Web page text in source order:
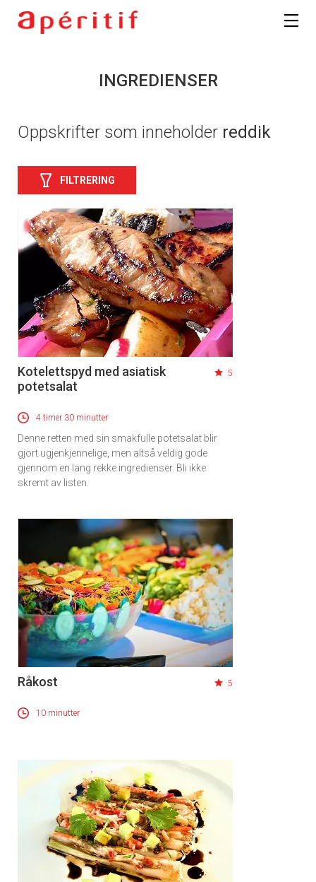
INGREDIENSER
Oppskrifter som inneholder reddik
FILTRERING
Kotelettspyd med asiatisk
potetsalat
5
4 timer 30 minutter
Denne retten med sin smakfulle potetsalat blir
gjort ugjenkjennelige, men altså veldig gode
gjennom en lang rekke ingredienser. Bli ikke
skremt av listen.
Råkost 5
10 minutter